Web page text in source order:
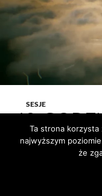
SESJE
48
22 CZERWCA 2026
Fantastyki
Ta strona korzysta
najwyższym
że